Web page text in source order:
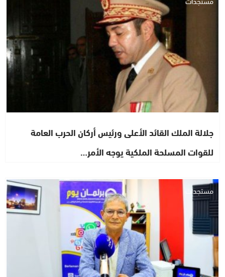
جلالة الملك القائد الأعلى ورئيس أركان الحرب العامة
للقوات المسلحة الملكية يوجه الأمر…
مستجدات